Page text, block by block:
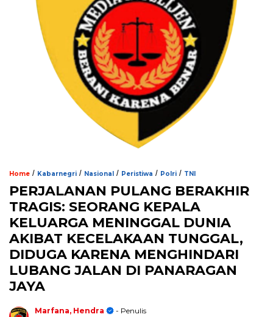
Home / Kabarnegri / Nasional / Peristiwa / Polri / TNI
PERJALANAN PULANG BERAKHIR
TRAGIS: SEORANG KEPALA
KELUARGA MENINGGAL DUNIA
AKIBAT KECELAKAAN TUNGGAL,
DIDUGA KARENA MENGHINDARI
LUBANG JALAN DI PANARAGAN
JAYA
Marfana, Hendra
- Penulis